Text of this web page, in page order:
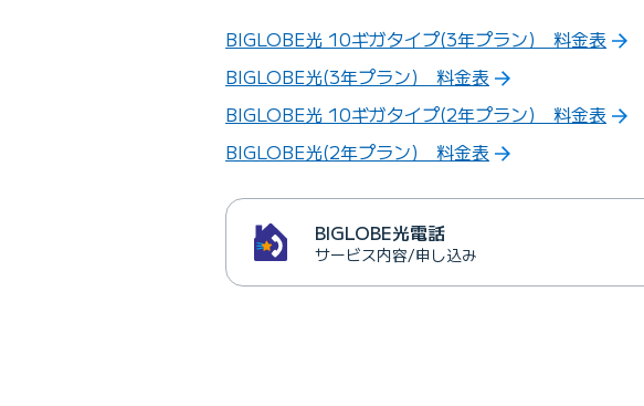
BIGLOBE光 10ギガタイプ(3年プラン) 料金表
BIGLOBE光(3年プラン) 料金表
BIGLOBE光 10ギガタイプ(2年プラン) 料金表
BIGLOBE光(2年プラン) 料金表
BIGLOBE光電話
サービス内容/申し込み